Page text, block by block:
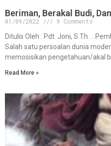
Beriman, Berakal Budi,
01/09/2022
9 Comments
Ditulis Oleh : Pdt. Joni, S.Th. .
Salah satu persoalan dunia
memosisikan pengetahuan/akal
Read More »